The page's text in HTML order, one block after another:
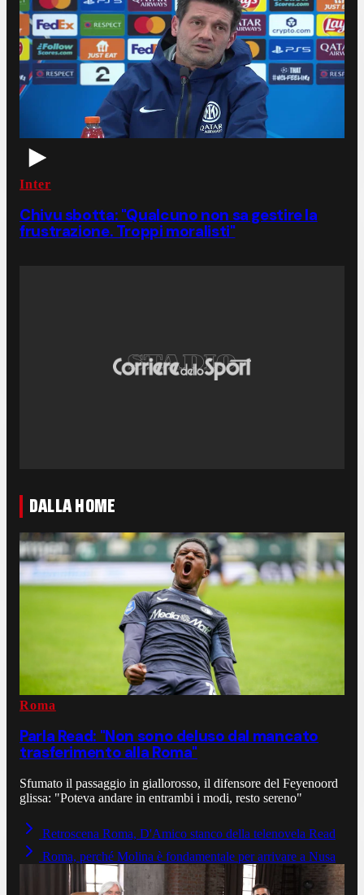
Inter
Chivu sbotta: "Qualcuno non sa gestire la
frustrazione. Troppi moralisti"
DALLA HOME
Roma
Parla Read: "Non sono deluso dal mancato
trasferimento alla Roma"
Sfumato il passaggio in giallorosso, il difensore del Feyenoord
glissa: "Poteva andare in entrambi i modi, resto sereno"
Retroscena Roma, D'Amico stanco della telenovela Read
Roma, perché Molina è fondamentale per arrivare a Nusa